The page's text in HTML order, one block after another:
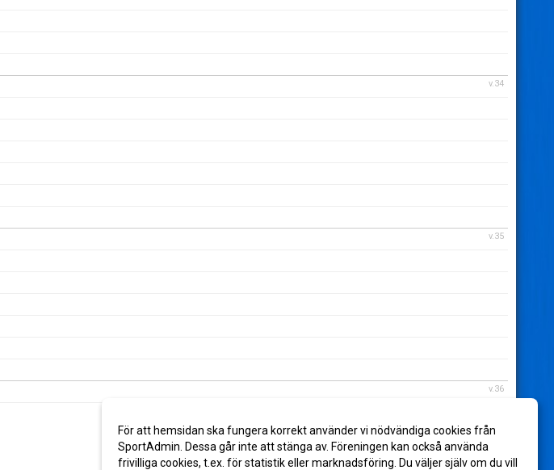
v.34
v.35
v.36
För att hemsidan ska fungera korrekt använder vi nödvändiga cookies från
SportAdmin. Dessa går inte att stänga av. Föreningen kan också använda
frivilliga cookies, t.ex. för statistik eller marknadsföring. Du väljer själv om du vill